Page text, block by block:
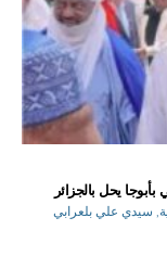
يحل بالجزائر
سيدي علي بلعرابي